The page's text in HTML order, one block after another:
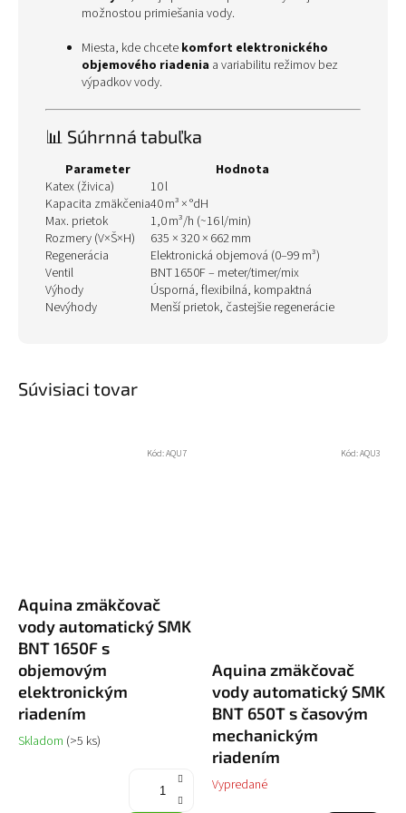
možnostou primiešania vody.
Miesta, kde chcete komfort elektronického
objemového riadenia a variabilitu režimov bez
výpadkov vody.
📊 Súhrnná tabuľka
Parameter
Hodnota
Katex (živica)
10 l
Kapacita zmäkčenia40 m³ × °dH
Max. prietok
1,0 m³/h (~16 l/min)
Rozmery (V×Š×H)
635 × 320 × 662 mm
Regenerácia
Elektronická objemová (0–99 m³)
Ventil
BNT 1650F – meter/timer/mix
Výhody
Úsporná, flexibilná, kompaktná
Nevýhody
Menší prietok, častejšie regenerácie
Súvisiaci tovar
Aquina zmäkčovač
vody automatický SMK
BNT 1650F s
objemovým
elektronickým
riadením
Skladom (>5 ks)
Kód:AQU7
Aquina zmäkčovač
vody automatický SMK
BNT 650T s časovým
mechanickým
riadením
Vypredané
Kód:AQU3